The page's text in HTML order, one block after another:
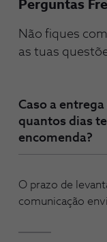
Perguntas
Não fiques
as tuas
Caso a
quantos dias
encomenda?
O prazo de
comunicação